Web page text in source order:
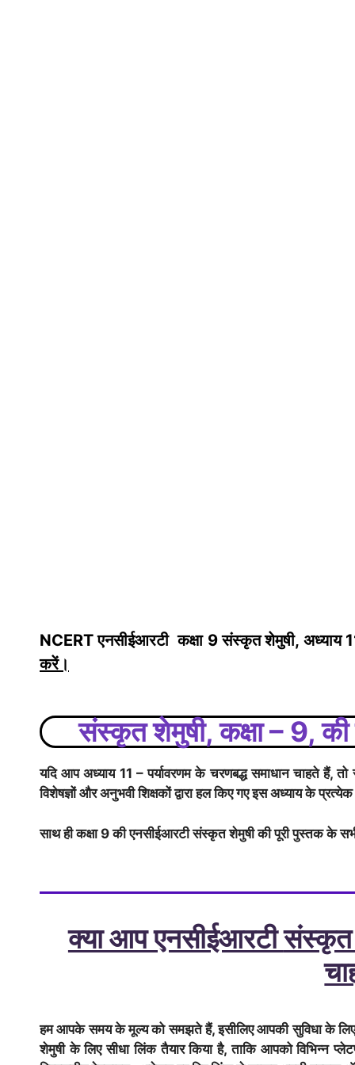
NCERT एनसीईआरटी कक्षा 9संस्कृत शेमुषी, अध्याय
करें।
संस्कृत शेमुषी, कक्षा – 9,
यदि आप अध्याय 11 – पर्यावरणम के चरणबद्ध समाधान चाहते हैं,
विशेषज्ञों और अनुभवी शिक्षकों द्वारा हल किए गए इस अध्याय के
साथ ही कक्षा 9 की एनसीईआरटीसंस्कृत शेमुषीकी पूरी पुस्तक के
क्या आप एनसीईआरटीसंस्कृत
हम आपके समय के मूल्य को समझते हैं, इसीलिए आपकी सुविधा के
शेमुषीके लिए सीधा लिंक तैयार किया है, ताकि आपको विभिन्न